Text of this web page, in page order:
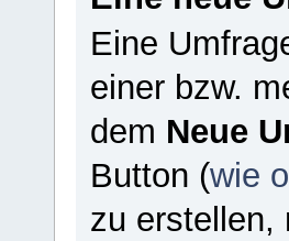
Eine
einer bzw.
dem Neue
Button (wie
zu